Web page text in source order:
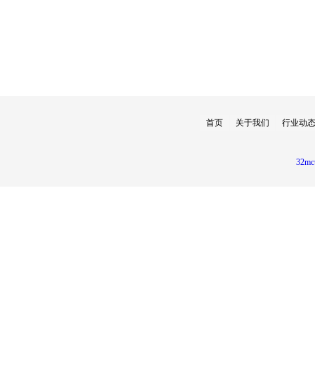
首页 关于我们 行业动态